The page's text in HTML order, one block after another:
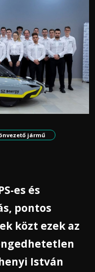
jármű
es és
pontos
közt ezek az
István